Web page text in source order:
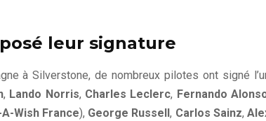
leur signature
à Silverstone, de nombreux pilotes ont signé
, Lando Norris, Charles Leclerc, Fernando
Wish France), George Russell, Carlos Sainz,